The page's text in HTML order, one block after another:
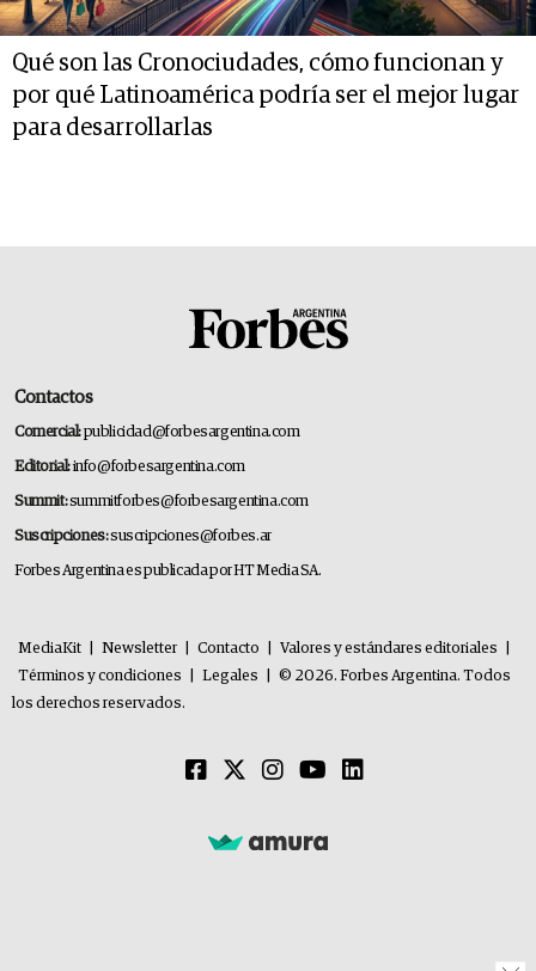
Qué son las Cronociudades, cómo funcionan y
por qué Latinoamérica podría ser el mejor lugar
para desarrollarlas
Contactos
Comercial:publicidad@forbesargentina.com
Editorial:info@forbesargentina.com
Summit:summitforbes@forbesargentina.com
Suscripciones:suscripciones@forbes.ar
Forbes Argentina es publicada por HT Media SA.
MediaKit Newsletter Contacto Valores y estándares editoriales
Términos y condiciones
Legales
© 2026. Forbes Argentina. Todos
los derechos reservados.